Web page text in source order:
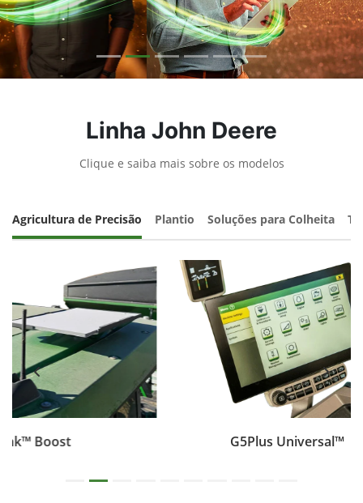
Linha John Deere
Clique e saiba mais sobre os modelos
Agricultura de Precisão Plantio Soluções para Colheita
G5Plus Universal™